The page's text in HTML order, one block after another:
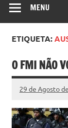
MENU
ETIQUETA:
O FMI NÃO
29 de Agosto